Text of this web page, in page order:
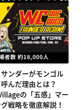
ンダーがモンゴル
んだ理由とは？
の「五感」マー
戦略を徹底解説！